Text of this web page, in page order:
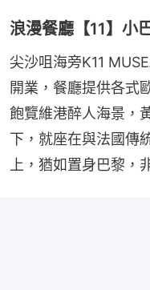
浪漫餐廳【11】小
尖沙咀海旁K11
開業，餐廳提供各式
飽覽維港醉人海景，
下，就座在與法國傳
上，猶如置身巴黎，